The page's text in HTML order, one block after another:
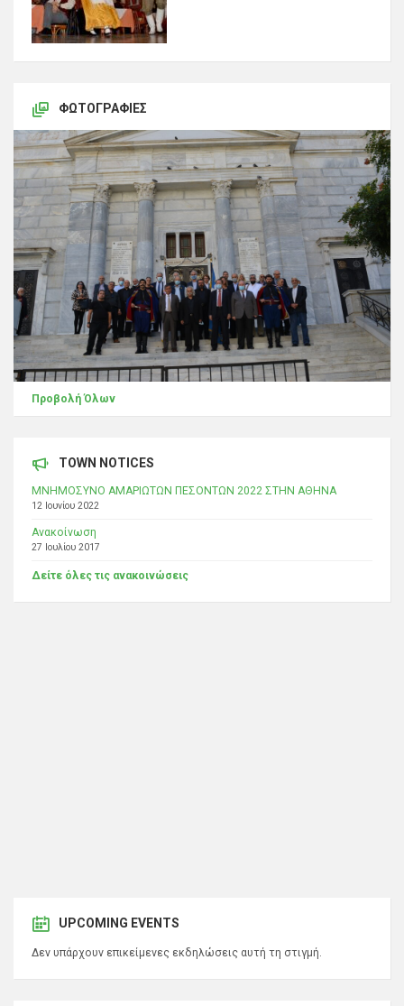
ΦΩΤΟΓΡΑΦΊΕΣ
Προβολή Όλων
TOWN NOTICES
ΜΝΗΜΟΣΥΝΟ ΑΜΑΡΙΩΤΩΝ ΠΕΣΟΝΤΩΝ 2022 ΣΤΗΝ ΑΘΗΝΑ
12 Ιουνίου 2022
Ανακοίνωση
27 Ιουλίου 2017
Δείτε όλες τις ανακοινώσεις
UPCOMING EVENTS
Δεν υπάρχουν επικείμενες εκδηλώσεις αυτή τη στιγμή.